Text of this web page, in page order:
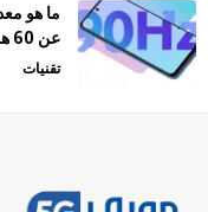
عن 60 هرتز؟
تقنيات